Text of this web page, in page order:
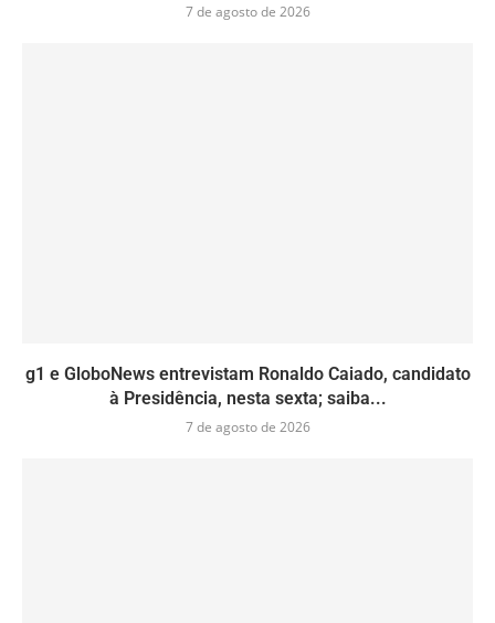
7 de agosto de 2026
g1 e GloboNews entrevistam Ronaldo Caiado, candidato
à Presidência, nesta sexta; saiba...
7 de agosto de 2026